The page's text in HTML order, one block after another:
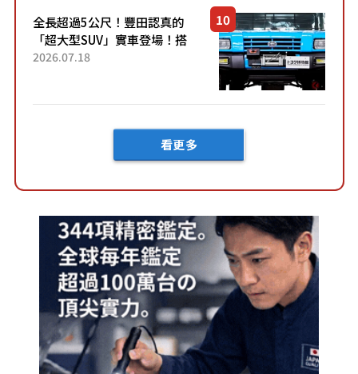
全長超過5公尺！豐田認真的
「超大型SUV」實車登場！搭
載後輪也會轉向的「四輪轉
「Mega C...
2026.07.18
看更多